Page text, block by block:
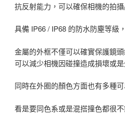
抗反射能力，可以確保相機的拍攝
具備 IP66 / IP68 的防水防塵等級
金屬的外框不僅可以確實保護鏡
可以減少相機因碰撞造成損壞或
同時在外圈的顏色方面也有多種
看是要同色系或是混搭撞色都很不